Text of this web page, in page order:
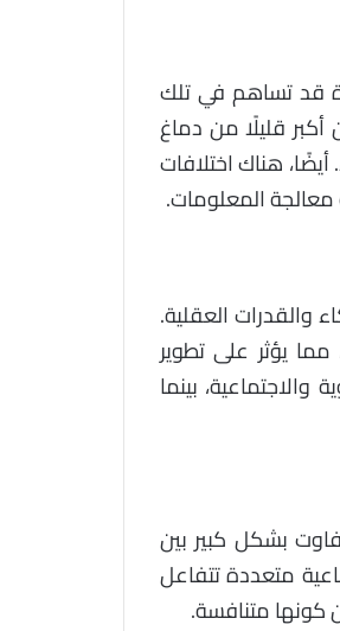
قد تساهم في تلك
أكبر قليلًا من دماغ
هناك اختلافات
معالجة المعلومات.
والقدرات العقلية.
يؤثر على تطوير
بينما
بشكل كبير بين
متعددة تتفاعل
كونها متنافسة.